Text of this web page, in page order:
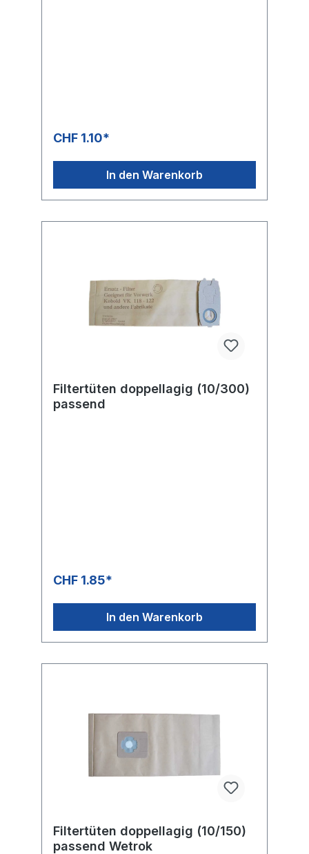
CHF 1.10*
In den Warenkorb
Filtertüten doppellagig (10/300)
passend
CHF 1.85*
In den Warenkorb
Filtertüten doppellagig (10/150)
passend Wetrok